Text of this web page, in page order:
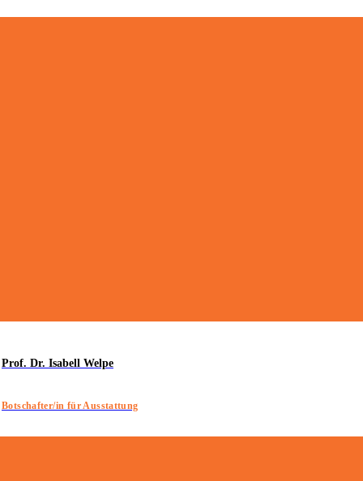
Prof. Dr. Isabell Welpe
Botschafter/in für Ausstattung